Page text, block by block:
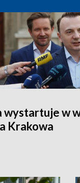
wystartuje w
Krakowa